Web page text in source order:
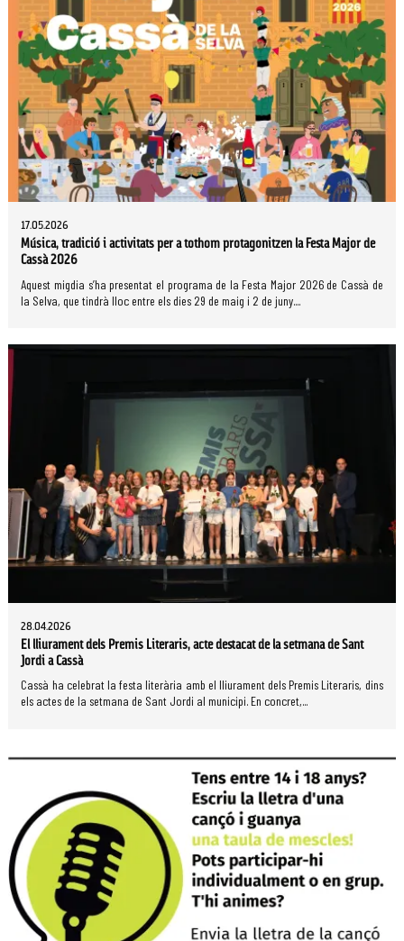
17.05.2026
Música, tradició i activitats per a tothom protagonitzen la Festa Major de
Cassà 2026
Aquest migdia s’ha presentat el programa de la Festa Major 2026 de Cassà de
la Selva, que tindrà lloc entre els dies 29 de maig i 2 de juny....
28.04.2026
El lliurament dels Premis Literaris, acte destacat de la setmana de Sant
Jordi a Cassà
Cassà ha celebrat la festa literària amb el lliurament dels Premis Literaris, dins
els actes de la setmana de Sant Jordi al municipi. En concret,...